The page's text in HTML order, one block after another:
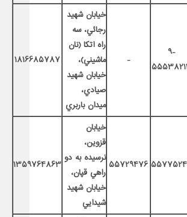
9-
-
خيابان شهيد
رجائي، سه
راه اتكا (نان
ماشيني)،
خيابان شهيد
صيادي،
ميدان باربري
1816685787
55729476
خيابان
قزوين،
نرسيده به دو
راهي قپان،
خيابان شهيد
شيدايي
1359764863